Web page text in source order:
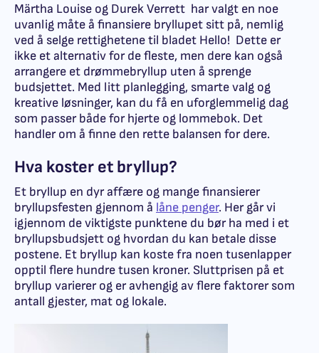
Märtha Louise og Durek Verrett har valgt en noe
uvanlig måte å finansiere bryllupet sitt på, nemlig
ved å selge rettighetene til bladet Hello! Dette er
ikke et alternativ for de fleste, men dere kan også
arrangere et drømmebryllup uten å sprenge
budsjettet. Med litt planlegging, smarte valg og
kreative løsninger, kan du få en uforglemmelig dag
som passer både for hjerte og lommebok. Det
handler om å finne den rette balansen for dere.
Hva koster et bryllup?
Et bryllup en dyr affære og mange finansierer
bryllupsfesten gjennom å låne penger. Her går vi
igjennom de viktigste punktene du bør ha med i et
bryllupsbudsjett og hvordan du kan betale disse
postene. Et bryllup kan koste fra noen tusenlapper
opptil flere hundre tusen kroner. Sluttprisen på et
bryllup varierer og er avhengig av flere faktorer som
antall gjester, mat og lokale.